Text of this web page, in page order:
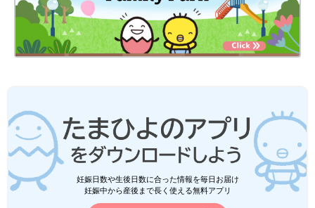
妊娠日数や生後日数に合った情報を毎日お届け
妊娠中から産後まで長く使える無料アプリ